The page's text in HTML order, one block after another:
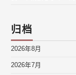
归档
2026年8月
2026年7月